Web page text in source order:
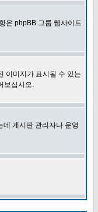
은 phpBB 그룹 웹사이트
이미지가 표시될 수 있는
보십시오.
데 게시판 관리자나 운영